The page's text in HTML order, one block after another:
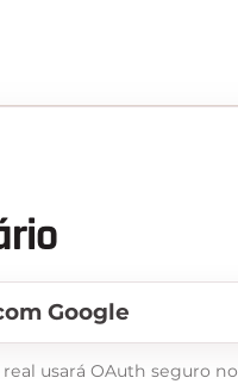
Google
usará OAuth seguro no